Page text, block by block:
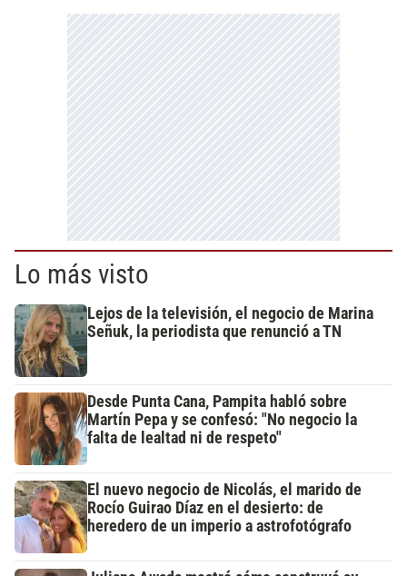
Lo más visto
Lejos de la televisión, el negocio de Marina
Señuk, la periodista que renunció a TN
Desde Punta Cana, Pampita habló sobre
Martín Pepa y se confesó: "No negocio la
falta de lealtad ni de respeto"
El nuevo negocio de Nicolás, el marido de
Rocío Guirao Díaz en el desierto: de
heredero de un imperio a astrofotógrafo